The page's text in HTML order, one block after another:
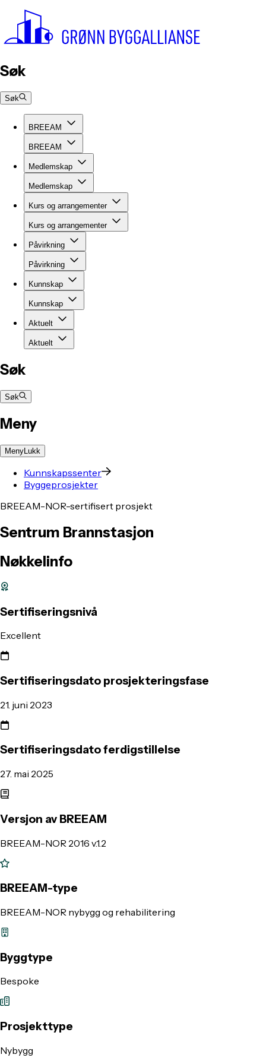
Søk
Søk
BREEAM
BREEAM
Medlemskap
Medlemskap
Kurs og arrangementer
Kurs og arrangementer
Påvirkning
Påvirkning
Kunnskap
Kunnskap
Aktuelt
Aktuelt
Søk
Søk
Meny
MenyLukk
Kunnskapssenter
Byggeprosjekter
BREEAM-NOR-sertifisert prosjekt
Sentrum Brannstasjon
Nøkkelinfo
Sertifiseringsnivå
Excellent
Sertifiseringsdato prosjekteringsfase
21. juni 2023
Sertifiseringsdato ferdigstillelse
27. mai 2025
Versjon av BREEAM
BREEAM-NOR 2016 v.1.2
BREEAM-type
BREEAM-NOR nybygg og rehabilitering
Byggtype
Bespoke
Prosjekttype
Nybygg